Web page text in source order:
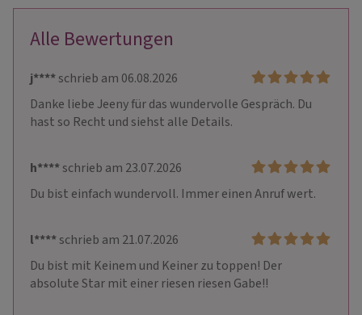
Alle Bewertungen
j****schrieb am 06.08.2026
Danke liebe Jeeny für das wundervolle Gespräch. Du
hast so Recht und siehst alle Details.
h****schrieb am 23.07.2026
Du bist einfach wundervoll. Immer einen Anruf wert.
l****schrieb am 21.07.2026
Du bist mit Keinem und Keiner zu toppen! Der
absolute Star mit einer riesen riesen Gabe!!